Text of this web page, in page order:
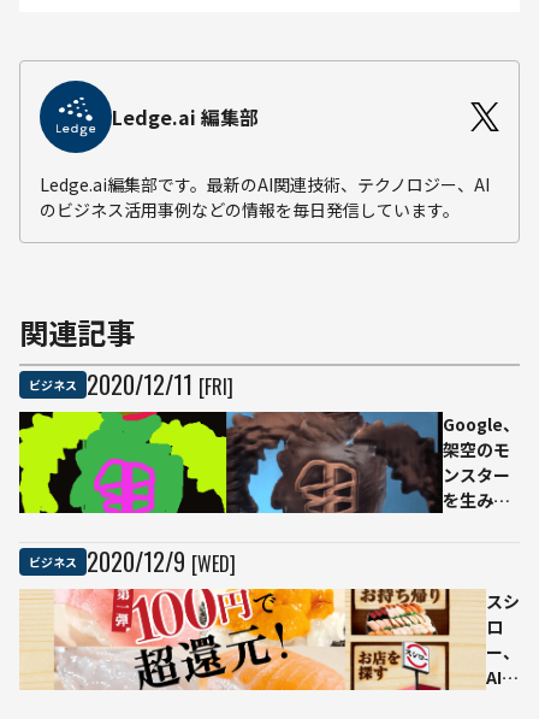
Ledge.ai 編集部
Ledge.ai編集部です。最新のAI関連技術、テクノロジー、AI
のビジネス活用事例などの情報を毎日発信しています。
関連記事
ビジネス 2020/12/11 [FRI]
Google、
架空のモ
ンスター
を生み出
いバケモ
ノを生み
出してし
まっ
ビジネス 2020/12/9 [WED]
スシ
ロ
ー、
AIで